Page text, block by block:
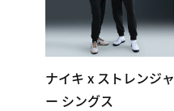
ナイキ x ストレンジャ
ー シングス